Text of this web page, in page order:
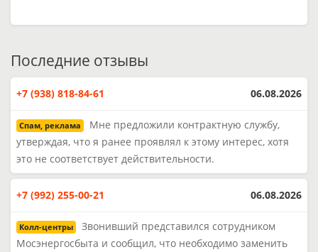
Последние отзывы
+7 (938) 818-84-61 06.08.2026
Спам, реклама
Мне предложили контрактную службу,
утверждая, что я ранее проявлял к этому интерес, хотя
это не соответствует действительности.
+7 (992) 255-00-21 06.08.2026
Колл-центры
Звонивший представился сотрудником
Мосэнергосбыта и сообщил, что необходимо заменить